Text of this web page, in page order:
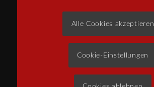
SPONSOR WERDEN
Alle Cookies akzeptieren
Cookie-Einstellungen